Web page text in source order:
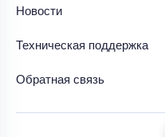
Новости
Техническая поддержка
Обратная связь